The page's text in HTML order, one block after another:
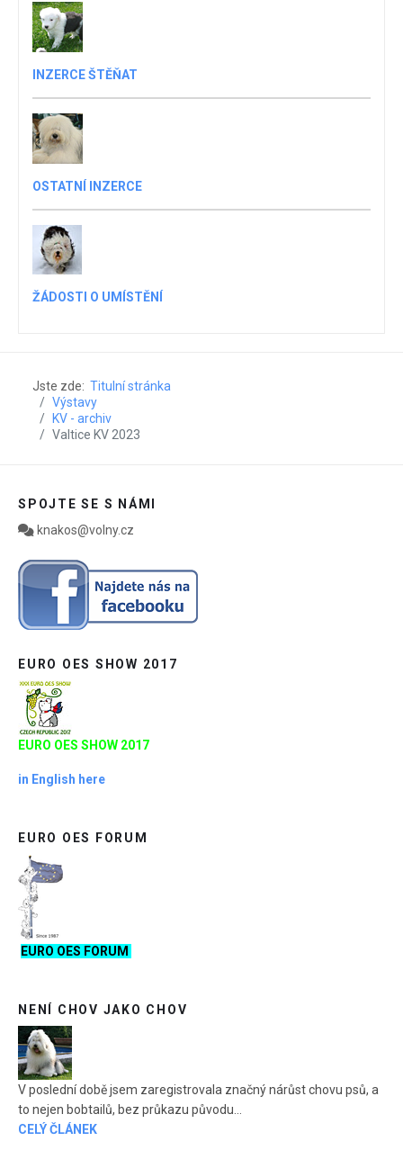
INZERCE ŠTĚŇAT
OSTATNÍ INZERCE
ŽÁDOSTI O UMÍSTĚNÍ
Jste zde: Titulní stránka
Výstavy
KV - archiv
Valtice KV 2023
SPOJTE SE S NÁMI
knakos@volny.cz
EURO OES SHOW 2017
EURO OES SHOW 2017
in English here
EURO OES FORUM
EURO OES FORUM
NENÍ CHOV JAKO CHOV
V poslední době jsem zaregistrovala značný nárůst chovu psů, a
to nejen bobtailů, bez průkazu původu...
CELÝ ČLÁNEK